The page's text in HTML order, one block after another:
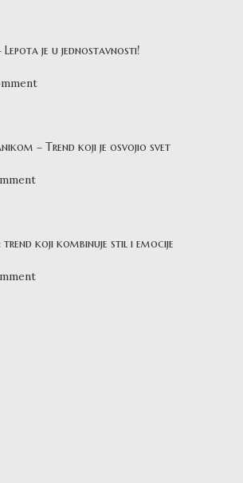
Lepota je u jednostavnosti!
– Trend koji je osvojio svet
trend koji kombinuje stil i emocije